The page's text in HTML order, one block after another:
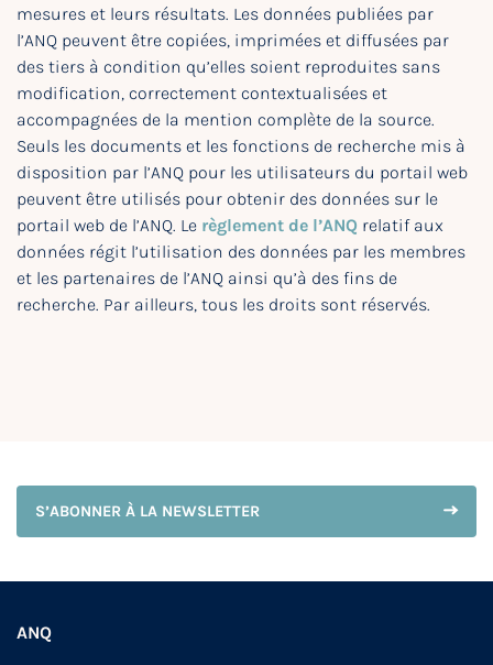
mesures et leurs résultats. Les données publiées par
l’ANQ peuvent être copiées, imprimées et diffusées par
des tiers à condition qu’elles soient reproduites sans
modification, correctement contextualisées et
accompagnées de la mention complète de la source.
Seuls les documents et les fonctions de recherche mis à
disposition par l’ANQ pour les utilisateurs du portail web
peuvent être utilisés pour obtenir des données sur le
portail web de l’ANQ. Le règlement de l’ANQ relatif aux
données régit l’utilisation des données par les membres
et les partenaires de l’ANQ ainsi qu’à des fins de
recherche. Par ailleurs, tous les droits sont réservés.
S’ABONNER À LA NEWSLETTER
ANQ